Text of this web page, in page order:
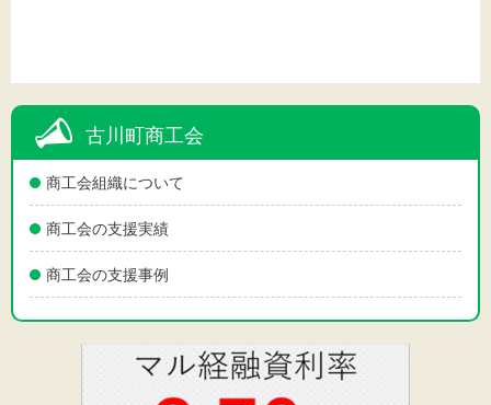
古川町商工会
商工会組織について
商工会の支援実績
商工会の支援事例